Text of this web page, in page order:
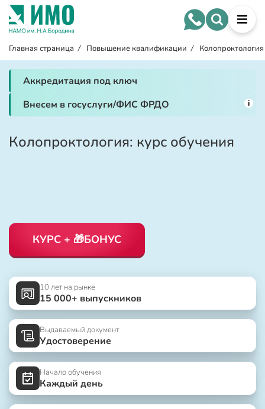
Главная страница / Повышение квалификации / Колопроктология
Аккредитация под ключ
Внесем в госуслуги/ФИС ФРДО
i
Колопроктология: курс обучения
КУРС + 🎁БОНУС
10 лет на рынке
15 000+ выпускников
Выдаваемый документ
Удостоверение
Начало обучения
Каждый день